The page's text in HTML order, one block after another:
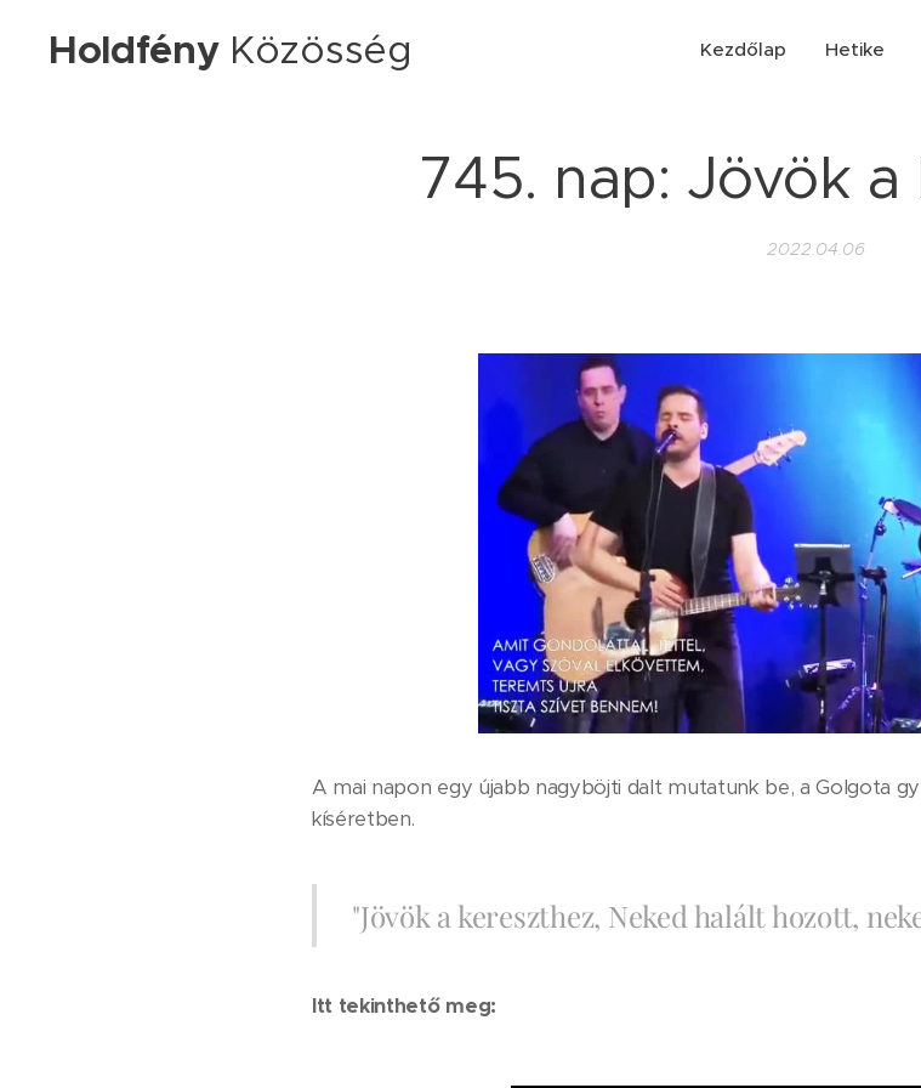
HoldfényKözösség Kezdőlap Hetike
745. nap: Jövök
2022.04.06
A mai napon egy újabb nagyböjti dalt mutatunk be, a Golgota
kíséretben.
"Jövök a kereszthez, Neked halált hozott,
Itt tekinthető meg: